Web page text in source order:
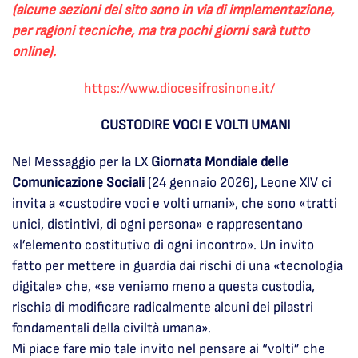
(alcune sezioni del sito sono in via di implementazione,
per ragioni tecniche, ma tra pochi giorni sarà tutto
online).
https://www.diocesifrosinone.it/
CUSTODIRE VOCI E VOLTI UMANI
Nel Messaggio per la LX Giornata Mondiale delle
Comunicazione Sociali (24 gennaio 2026), Leone XIV ci
invita a «custodire voci e volti umani», che sono «tratti
unici, distintivi, di ogni persona» e rappresentano
«l’elemento costitutivo di ogni incontro». Un invito
fatto per mettere in guardia dai rischi di una «tecnologia
digitale» che, «se veniamo meno a questa custodia,
rischia di modificare radicalmente alcuni dei pilastri
fondamentali della civiltà umana».
Mi piace fare mio tale invito nel pensare ai “volti” che